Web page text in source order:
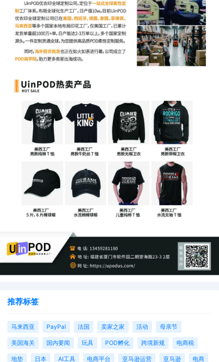
推荐标签
马来西亚 PayPal 法国 卖家之家 活动 母亲节
美国海关 国内要闻 玩具 POD孵化 跨境新规 电商税
地垫 日本 AI工具 电商平台 亚马逊运营 亚马逊 电商